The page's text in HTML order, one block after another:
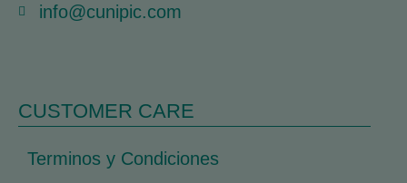
info@cunipic.com
CUSTOMER CARE
Terminos y Condiciones